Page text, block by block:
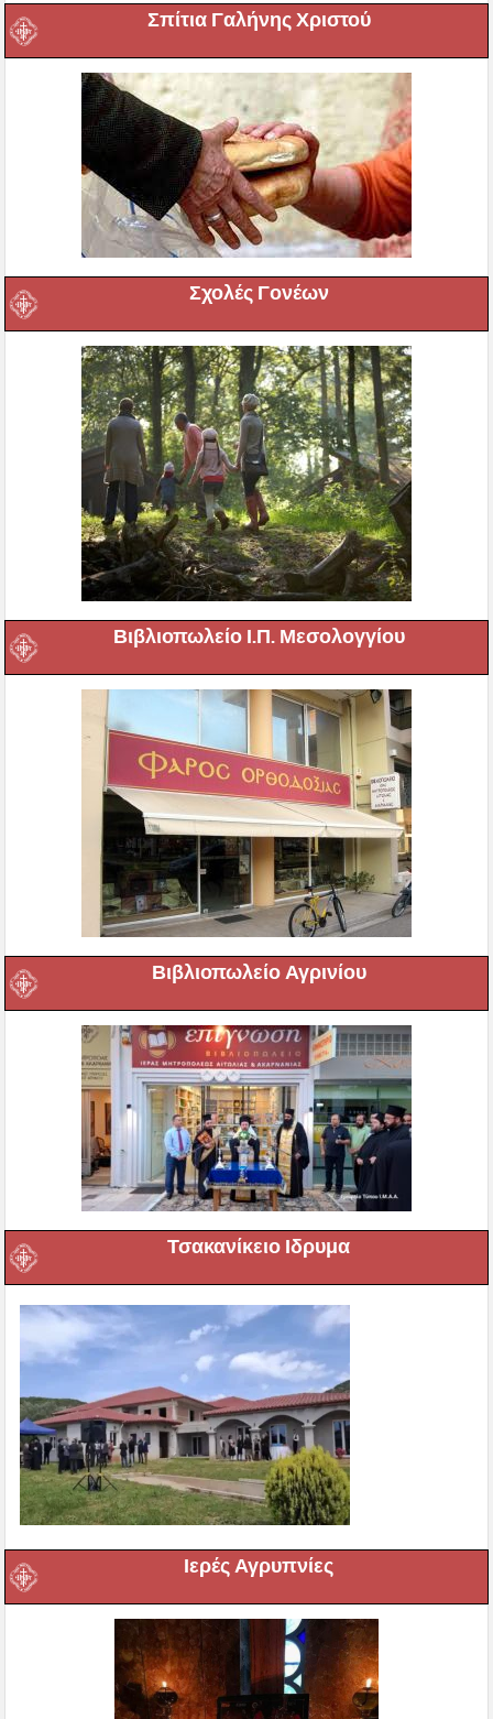
Σπίτια Γαλήνης Χριστού
Σχολές Γονέων
Βιβλιοπωλείο Ι.Π. Μεσολογγίου
Βιβλιοπωλείο Αγρινίου
Τσακανίκειο Ιδρυμα
Ιερές Αγρυπνίες